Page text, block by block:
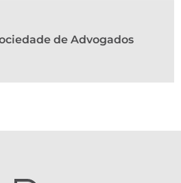
de Advogados